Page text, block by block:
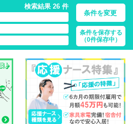
検索結果 26 件
条件を変更
条件を保存する
（0件保存中）
ト・応援ナース・派遣の 看護師求